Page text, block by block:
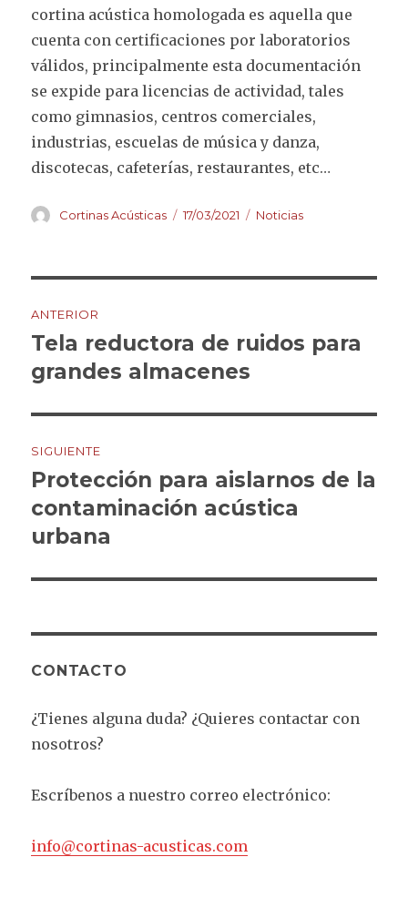
cortina acústica homologada es aquella que
cuenta con certificaciones por laboratorios
válidos, principalmente esta documentación
se expide para licencias de actividad, tales
como gimnasios, centros comerciales,
industrias, escuelas de música y danza,
discotecas, cafeterías, restaurantes, etc…
Autor
Cortinas Acústicas
Publicado
17/03/2021 Categorías
Noticias
de
entradas
ANTERIOR
Entrada
anterior:
Tela reductora de ruidos para
grandes almacenes
SIGUIENTE
Entrada
siguiente:
Protección para aislarnos de la
contaminación acústica
urbana
CONTACTO
¿Tienes alguna duda? ¿Quieres contactar con
nosotros?
Escríbenos a nuestro correo electrónico:
info@cortinas-acusticas.com